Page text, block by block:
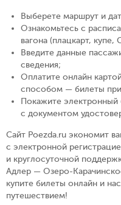
Выберете маршрут и
Ознакомьтесь с
вагона (плацкарт,
Введите данные
сведения;
Оплатите онлайн
способом — билеты
Покажите электронный
с документом
Сайт Poezda.ru экономит
с электронной
и круглосуточной
Адлер — Озеро-
купите билеты онлайн и
путешествием!